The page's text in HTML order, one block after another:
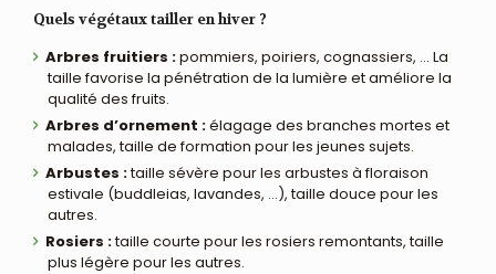
Quels végétaux tailler en hiver ?
Arbres fruitiers :pommiers, poiriers, cognassiers, … La
taille favorise la pénétration de la lumière et améliore la
qualité des fruits.
Arbres d’ornement :élagage des branches mortes et
malades, taille de formation pour les jeunes sujets.
Arbustes :taille sévère pour les arbustes à floraison
estivale (buddleias, lavandes, …), taille douce pour les
autres.
Rosiers :taille courte pour les rosiers remontants, taille
plus légère pour les autres.